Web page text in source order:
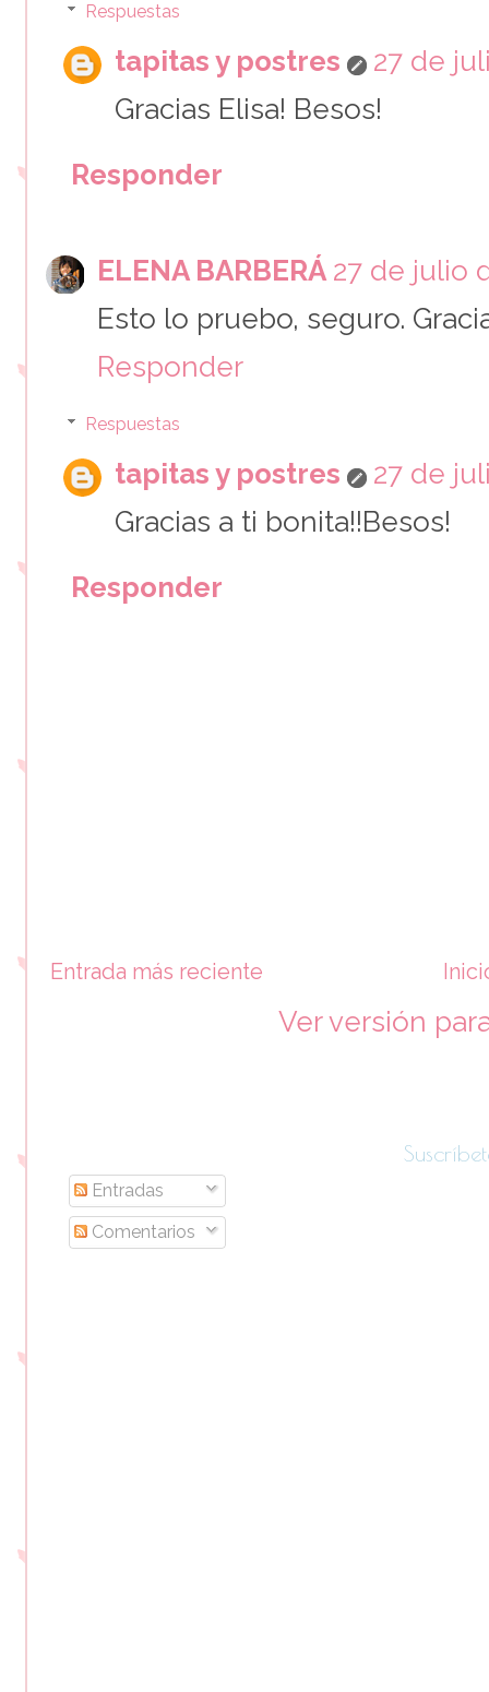
Respuestas
tapitas y postres
27 de
Gracias Elisa! Besos!
Responder
ELENA BARBERÁ 27 de julio
Esto lo pruebo, seguro.
Responder
Respuestas
tapitas y postres
27 de
Gracias a ti bonita!!Besos!
Responder
Entrada más reciente
Ver versión
Entradas
Comentarios